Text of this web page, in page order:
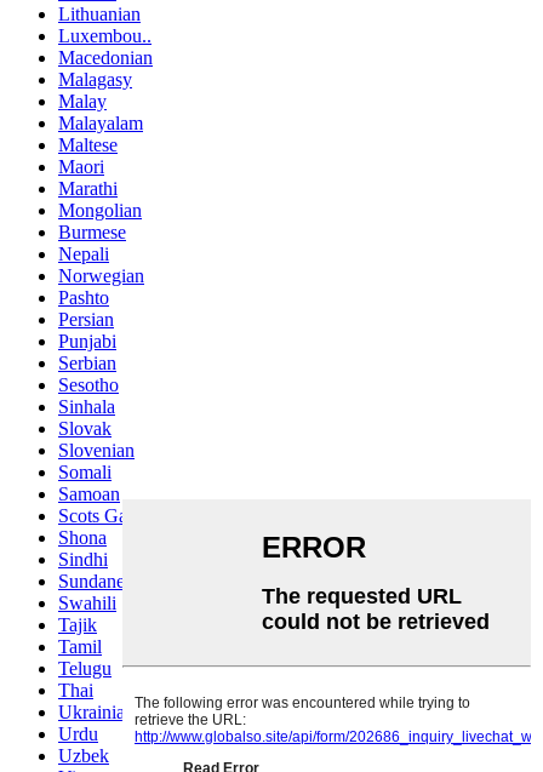
Lithuanian
Luxembou..
Macedonian
Malagasy
Malay
Malayalam
Maltese
Maori
Marathi
Mongolian
Burmese
Nepali
Norwegian
Pashto
Persian
Punjabi
Serbian
Sesotho
Sinhala
Slovak
Slovenian
Somali
Samoan
Scots Gaelic
Shona
Sindhi
Sundanese
Swahili
Tajik
Tamil
Telugu
Thai
Ukrainian
Urdu
Uzbek